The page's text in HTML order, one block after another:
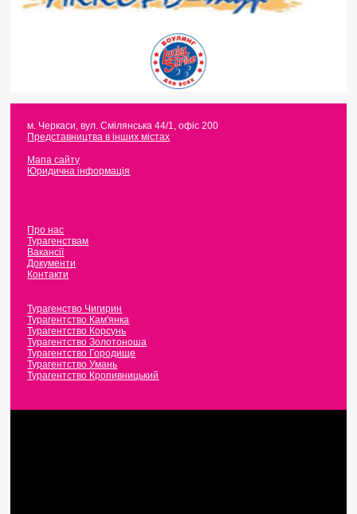
м. Черкаси ,вул. Смілянська 44/1, офіс 200
Представництва в інших містах
Мапа сайту
Юридична інформація
Про нас
Турагенствам
Вакансії
Документи
Контакти
Турагенство Чигирин
Турагентство Кам'янка
Турагентство Корсунь
Турагентство Золотоноша
Турагентство Городище
Турагентство Умань
Турагентство Кропивницький